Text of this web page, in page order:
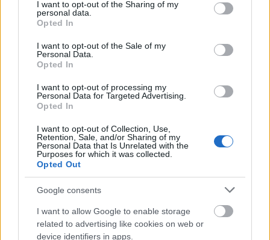
not limited to your visit or usage behaviour. You may click to
grant or deny consent to Google and its third-party tags to
use your data for below specified purposes in below Google
consent section.
I want to opt-out of the Sharing of my
personal data.
Opted In
I want to opt-out of the Sale of my
Personal Data.
Opted In
I want to opt-out of processing my
Personal Data for Targeted Advertising.
Opted In
I want to opt-out of Collection, Use,
Retention, Sale, and/or Sharing of my
Personal Data that Is Unrelated with the
Purposes for which it was collected.
Opted Out
Google consents
I want to allow Google to enable storage
related to advertising like cookies on web or
device identifiers in apps.
Nachtschwarmer(fotó: Bernd Teichmann)
Élő Tánc Koncertet ad a Zikkurat és a Magyar